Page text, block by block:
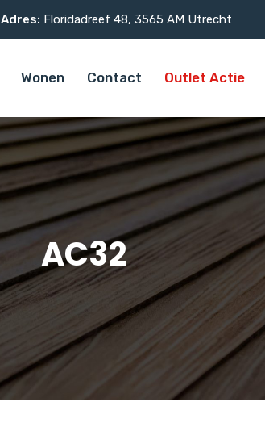
Adres: Floridadreef 48, 3565 AM Utrecht
Wonen Contact Outlet Actie
AC32